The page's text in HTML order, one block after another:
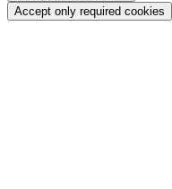
Accept only required cookies